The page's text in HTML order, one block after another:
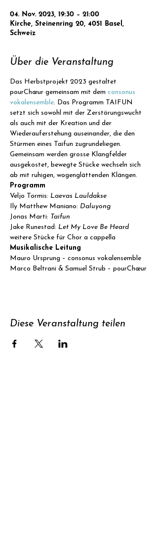
04. Nov. 2023, 19:30 – 21:00
Kirche, Steinenring 20, 4051 Basel,
Schweiz
Über die Veranstaltung
Das Herbstprojekt 2023 gestaltet
pourChœur gemeinsam mit dem consonus
vokalensemble. Das Programm TAIFUN
setzt sich sowohl mit der Zerstörungswucht
als auch mit der Kreation und der
Wiederauferstehung auseinander, die den
Stürmen eines Taifun zugrundeliegen.
Gemeinsam werden grosse Klangfelder
ausgekostet, bewegte Stücke wechseln sich
ab mit ruhigen, wogenglättenden Klängen.
Programm
Veljo Tormis: Laevas Lauldakse
Ily Matthew Maniano: Daluyong
Jonas Marti: Taifun
Jake Runestad: Let My Love Be Heard
weitere Stücke für Chor a cappella
Musikalische Leitung
Mauro Ursprung – consonus vokalensemble
Marco Beltrani & Samuel Strub – pourChœur
Diese Veranstaltung teilen